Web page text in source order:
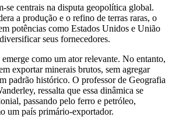
se centrais na disputa geopolítica global.
a produção e o refino de terras raras, o
potências como Estados Unidos e União
seus fornecedores.
como um ator relevante. No entanto,
exportar minerais brutos, sem agregar
padrão histórico. O professor de Geografia
ressalta que essa dinâmica se
passando pelo ferro e petróleo,
um país primário-exportador.